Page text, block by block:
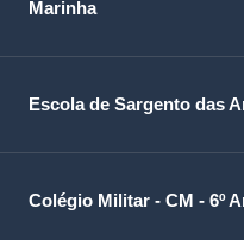
Marinha
Escola de Sargento das
Colégio Militar - CM - 6º